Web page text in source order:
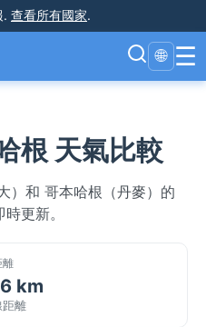
. 查看所有國家.
🌐 ☰
根 天氣比較
）和 哥本哈根（丹麥）的
更新。
離
km
距離